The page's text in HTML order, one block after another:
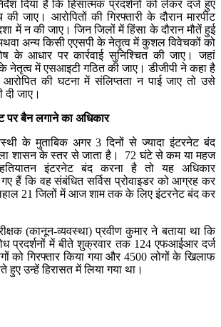
दिया है कि हिंसात्मक प्रदर्शनों को लेकर दर्ज हुए
की जाए। आरोपितों की गिरफ्तारी के दौरान मारपीट
में न की जाए। जिन जिलों में हिंसा के दौरान मौतें हुई
अन्य किसी एएसपी के नेतृत्व में कुशल विवेचकों को
के आधार पर कार्रवाई सुनिश्चित की जाए। जहां
नेतृत्व में एसआइटी गठित की जाए। डीजीपी ने कहा है
की घटना में संलिप्तता न पाई जाए तो उसे
जाए।
पर बैन लगाने का अधिकार
के मुताबिक अगर 3 दिनों से ज्यादा इंटरनेट बंद
शासन के स्तर से जाता है। 72 घंटे से कम या महज
इंटरनेट बंद करना है तो यह अधिकार
गए हैं कि वह संबंधित सर्विस प्रोवाइडर को आग्रह कर
21 जिलों में आज शाम तक के लिए इंटरनेट बंद कर
(कानून-व्यवस्था) प्रवीण कुमार ने बताया था कि
प्रदर्शनों में बीते शु्क्रवार तक 124 एफआईआर दर्ज
को गिरफ्तार किया गया और 4500 लोगों के खिलाफ
हुए उन्हें हिरासत में लिया गया था।